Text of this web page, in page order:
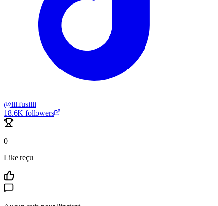
@lilifusilli
18.6K followers
0
Like reçu